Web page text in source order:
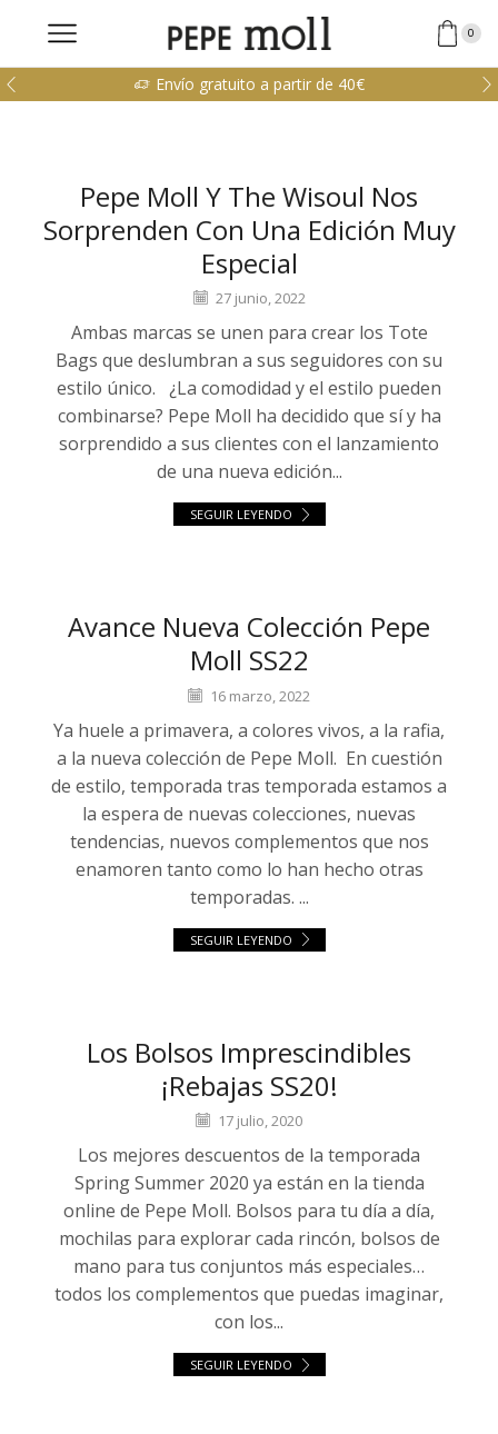
0
Envío gratuito a partir de 40€
Pepe Moll Y The Wisoul Nos
Sorprenden Con Una Edición Muy
Especial
27 junio, 2022
Ambas marcas se unen para crear los Tote
Bags que deslumbran a sus seguidores con su
estilo único. ¿La comodidad y el estilo pueden
combinarse? Pepe Moll ha decidido que sí y ha
sorprendido a sus clientes con el lanzamiento
de una nueva edición...
SEGUIR LEYENDO
Avance Nueva Colección Pepe
Moll SS22
16 marzo, 2022
Ya huele a primavera, a colores vivos, a la rafia,
a la nueva colección de Pepe Moll. En cuestión
de estilo, temporada tras temporada estamos a
la espera de nuevas colecciones, nuevas
tendencias, nuevos complementos que nos
enamoren tanto como lo han hecho otras
temporadas. ...
SEGUIR LEYENDO
Los Bolsos Imprescindibles
¡rebajas SS20!
17 julio, 2020
Los mejores descuentos de la temporada
Spring Summer 2020 ya están en la tienda
online de Pepe Moll. Bolsos para tu día a día,
mochilas para explorar cada rincón, bolsos de
mano para tus conjuntos más especiales…
todos los complementos que puedas imaginar,
con los...
SEGUIR LEYENDO